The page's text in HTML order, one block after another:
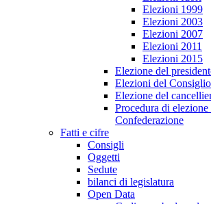
Elezioni 1999
Elezioni 2003
Elezioni 2007
Elezioni 2011
Elezioni 2015
Elezione del
Elezioni del
Elezione del
Procedura di
Confederazione
Fatti e cifre
Consigli
Oggetti
Sedute
bilanci di legislatura
Open Data